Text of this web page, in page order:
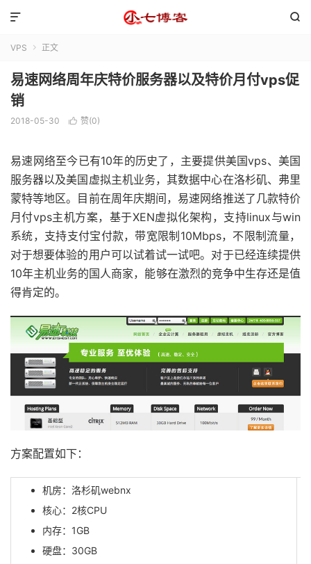


VPS  正文
易速网络周年庆特价服务器以及特价月付vps促
销
2018-05-30  赞(0)
易速网络至今已有10年的历史了，主要提供美国vps、美国
服务器以及美国虚拟主机业务，其数据中心在洛杉矶、弗里
蒙特等地区。目前在周年庆期间，易速网络推送了几款特价
月付vps主机方案，基于XEN虚拟化架构，支持linux与win
系统，支持支付宝付款，带宽限制10Mbps，不限制流量，
对于想要体验的用户可以试着试一试吧。对于已经连续提供
10年主机业务的国人商家，能够在激烈的竞争中生存还是值
得肯定的。
方案配置如下：
机房：洛杉矶webnx
核心：2核CPU
内存：1GB
硬盘：30GB